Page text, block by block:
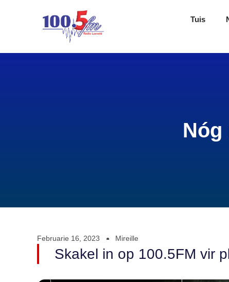
Tuis
Nóg
Februarie 16, 2023 Mireille
Skakel in op 100.5FM vir